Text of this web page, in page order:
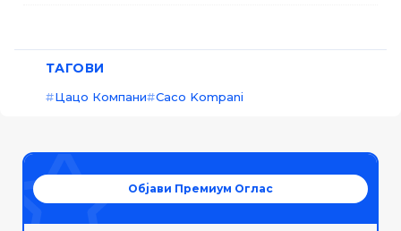
ТАГОВИ
Цацо Компани Caco Kompani
Објави Премиум Оглас